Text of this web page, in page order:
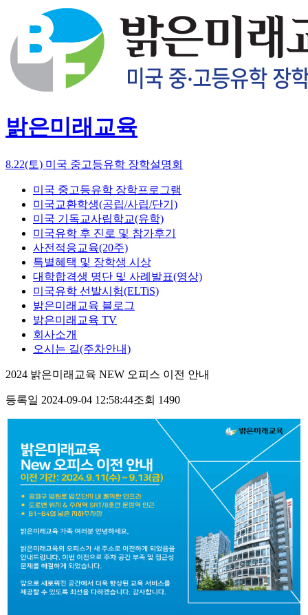
밝은미래교육
8.22(토) 미국 중고등유학 장학설명회
미국 중고등유학 장학프로그램
미국교환학생(공립/사립/단기)
미국 기독교사립학교(유학)
미국유학 후 진로 및 참가후기
사전적응교육(20주)
특별혜택 및 장학생 시상
대학합격생 명단 및 사례발표(영상)
미국유학 선발시험(ELTiS)
밝은미래교육 블로그
밝은미래교육 TV
회사소개
오시는 길(주차안내)
2024 밝은미래교육 NEW 오피스 이전 안내
등록일 2024-09-04 12:58:44조회 1490